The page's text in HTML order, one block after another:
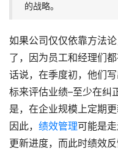
的战略。
如果公司仅仅依靠方法
了，因为员工和经理们
话说，在季度初，他们
标来评估业绩–至少在纠
是，在企业规模上定期
因此， 绩效管理可能是
更新进度，而此时绩效